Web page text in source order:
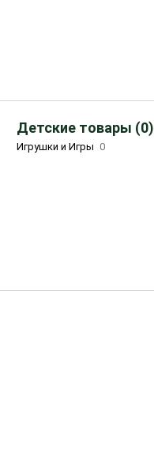
Детские товары (0)
Игрушки и Игры 0